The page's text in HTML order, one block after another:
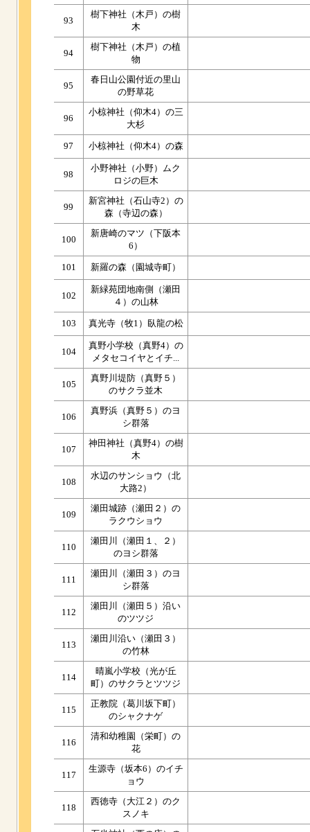
93
樹下神社（木戸）の樹
木
94
樹下神社（木戸）の植
物
95
春日山公園付近の里山
の野草花
96
小椋神社（仰木4）の三
大杉
97 小椋神社（仰木4）の森
98
小野神社（小野）ムク
ロジの巨木
99
新宮神社（石山寺2）の
森（寺辺の森）
100
新唐崎のマツ（下阪本
6）
101 新羅の森（園城寺町）
102
新緑苑団地南側（瀬田
４）の山林
103 真光寺（牧1）臥龍の松
104
真野小学校（真野4）の
メタセコイヤとイチ...
105
真野川堤防（真野５）
のサクラ並木
106
真野浜（真野５）のヨ
シ群落
107
神田神社（真野4）の樹
木
108
水辺のサンショウ（北
大路2）
109
瀬田城跡（瀬田２）の
ラクウショウ
110
瀬田川（瀬田１、２）
のヨシ群落
111
瀬田川（瀬田３）のヨ
シ群落
112
瀬田川（瀬田５）沿い
のツツジ
113
瀬田川沿い（瀬田３）
の竹林
114
晴嵐小学校（光が丘
町）のサクラとツツジ
115
正教院（葛川坂下町）
のシャクナゲ
116
清和幼稚園（栄町）の
花
117
生源寺（坂本6）のイチ
ョウ
118
西徳寺（大江２）のク
スノキ